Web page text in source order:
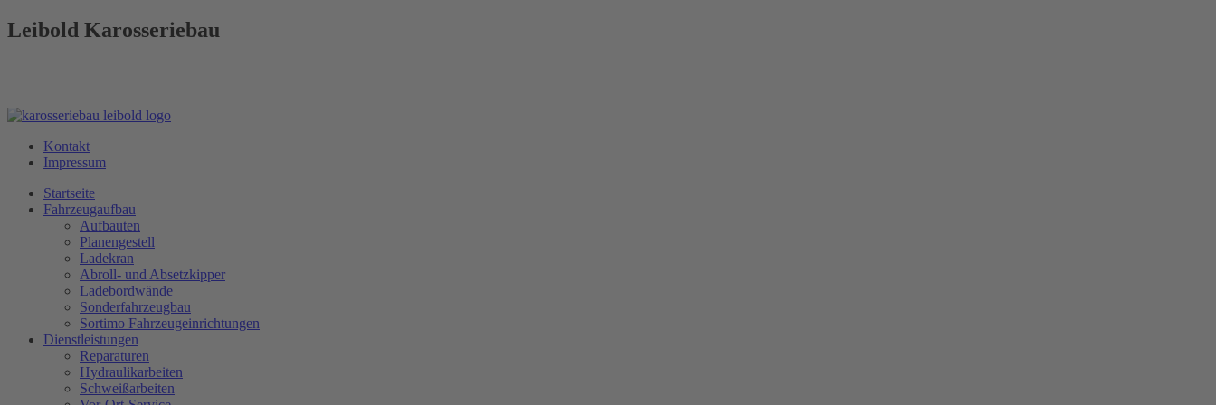
Leibold Karosseriebau
Kontakt
Impressum
Startseite
Fahrzeugaufbau
Aufbauten
Planengestell
Ladekran
Abroll- und Absetzkipper
Ladebordwände
Sonderfahrzeugbau
Sortimo Fahrzeugeinrichtungen
Dienstleistungen
Reparaturen
Hydraulikarbeiten
Schweißarbeiten